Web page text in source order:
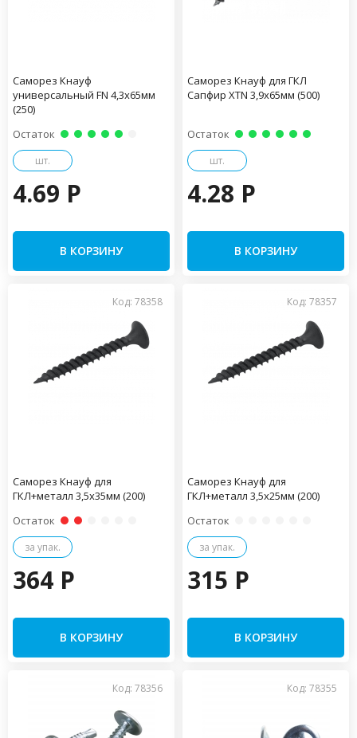
Саморез Кнауф
универсальный FN 4,3х65мм
(250)
Остаток
шт.
4.69 P
В КОРЗИНУ
Саморез Кнауф для ГКЛ
Сапфир XTN 3,9х65мм (500)
Остаток
шт.
4.28 P
В КОРЗИНУ
Код: 78358
Саморез Кнауф для
ГКЛ+металл 3,5х35мм (200)
Остаток
за упак.
364 P
В КОРЗИНУ
Код: 78357
Саморез Кнауф для
ГКЛ+металл 3,5х25мм (200)
Остаток
за упак.
315 P
В КОРЗИНУ
Код: 78356 Код: 78355